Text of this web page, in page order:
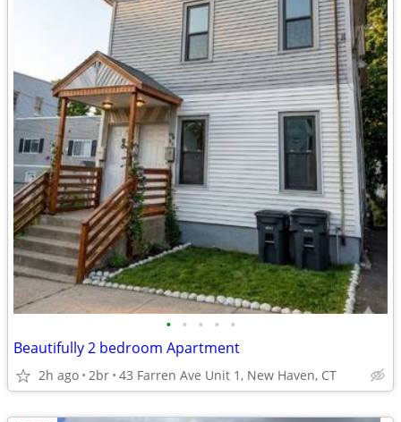
• • • • •
Beautifully 2 bedroom Apartment
2h ago 2br 43 Farren Ave Unit 1, New Haven, CT